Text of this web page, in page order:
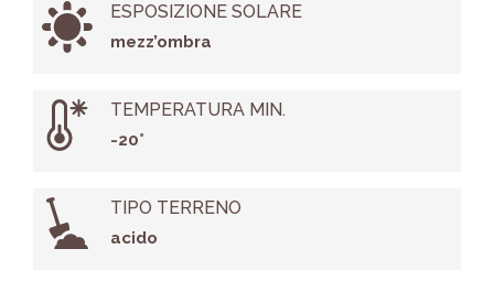
ESPOSIZIONE SOLARE
mezz’ombra
TEMPERATURA MIN.
-20°
TIPO TERRENO
acido